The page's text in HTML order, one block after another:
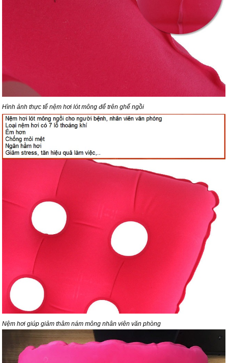
Hình ảnh thực tế nệm hơi lót mông để trên ghế ngồi
Nệm hơi giúp giảm thâm nám mông nhân viên văn phòng